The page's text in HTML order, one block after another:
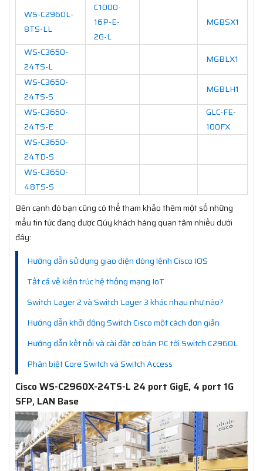
WS-C2960L-
8TS-LL
C1000-
16P-E-
2G-L
MGBSX1
WS-C3650-
24TS-L
MGBLX1
WS-C3650-
24TS-S
MGBLH1
WS-C3650-
24TS-E
GLC-FE-
100FX
WS-C3650-
24TD-S
WS-C3650-
48TS-S
Bên cạnh đó bạn cũng có thể tham khảo thêm một số những
mẩu tin tức đang được Qúy khách hàng quan tâm nhiều dưới
đây:
Hướng dẫn sử dụng giao diện dòng lệnh Cisco IOS
Tất cả về kiến trúc hệ thống mạng IoT
Switch Layer 2 và Switch Layer 3 khác nhau như nào?
Hướng dẫn khởi động Switch Cisco một cách đơn giản
Hướng dẫn kết nối và cài đặt cơ bản PC tới Switch C2960L
Phân biệt Core Switch và Switch Access
Cisco WS-C2960X-24TS-L 24 port GigE, 4 port 1G
SFP, LAN Base